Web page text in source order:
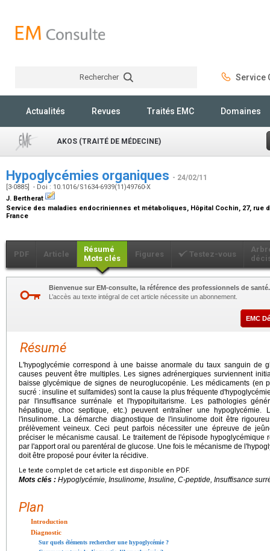
Rechercher Service
Actualités Revues Traités EMC Domaines
AKOS (TRAITÉ DE MÉDECINE)
Hypoglycémies organiques - 24/02/11
[3-0885] - Doi : 10.1016/S1634-6939(11)49760-X
J. Bertherat
Service des maladies endocriniennes et métaboliques, Hôpital Cochin, 27, rue
France
PDF Article
Résumé
Mots clés
Figures Testez-vous
Bienvenue sur EM-consulte, la référence des professionnels de santé.
L’accès au texte intégral de cet article nécessite un abonnement.
EMC
Résumé
L'hypoglycémie correspond à une baisse anormale du taux sanguin de
causes peuvent être multiples. Les signes adrénergiques surviennent
baisse glycémique de signes de neuroglucopénie. Les médicaments (en
sucré : insuline et sulfamides) sont la cause la plus fréquente
par l'insuffisance surrénale et l'hypopituitarisme. Les pathologies
hépatique, choc septique, etc.) peuvent entraîner une hypoglycémie.
l'insulinome. La démarche diagnostique de l'insulinome doit être
prélèvement veineux. Ceci peut parfois nécessiter une épreuve de
préciser le mécanisme causal. Le traitement de l'épisode hypoglycémique
par l'apport oral ou parentéral de glucose. Une fois le mécanisme de
doit être proposé pour éviter la récidive.
Le texte complet de cet article est disponible en PDF.
Mots clés : Hypoglycémie, Insulinome, Insuline, C-peptide, Insuffisance
Plan
Introduction
Diagnostic
Sur quels éléments rechercher une hypoglycémie ?